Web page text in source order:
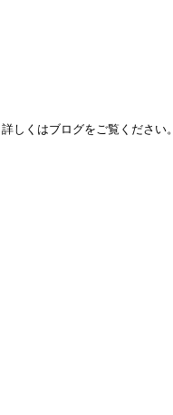
しくはブログをご覧ください。